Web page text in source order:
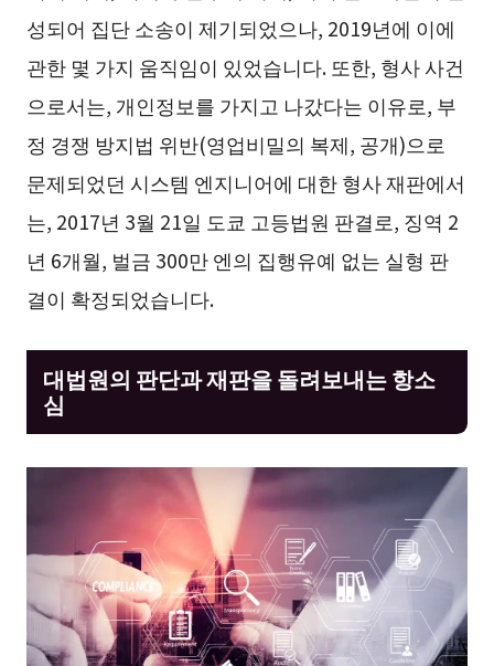
성되어 집단 소송이 제기되었으나, 2019년에 이에
관한 몇 가지 움직임이 있었습니다. 또한, 형사 사건
으로서는, 개인정보를 가지고 나갔다는 이유로, 부
정 경쟁 방지법 위반(영업비밀의 복제, 공개)으로
문제되었던 시스템 엔지니어에 대한 형사 재판에서
는, 2017년 3월 21일 도쿄 고등법원 판결로, 징역 2
년 6개월, 벌금 300만 엔의 집행유예 없는 실형 판
결이 확정되었습니다.
대법원의 판단과 재판을 돌려보내는 항소
심